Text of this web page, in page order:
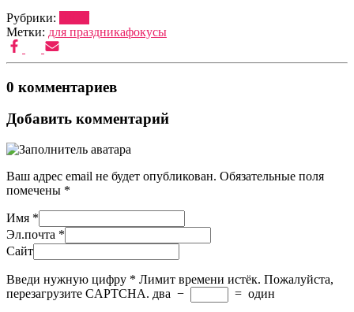
Рубрики:
Метки: для праздникафокусы
0 комментариев
Добавить комментарий
Ваш адрес email не будет опубликован. Обязательные поля
помечены *
Имя *
Эл.почта *
Сайт
Введи нужную цифру * Лимит времени истёк. Пожалуйста,
перезагрузите CAPTCHA. два − = один